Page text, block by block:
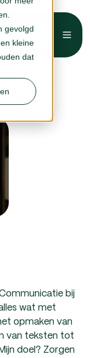
gevolgd
kleine
dat
→
bij
wat met
opmaken van
van teksten tot
doel? Zorgen